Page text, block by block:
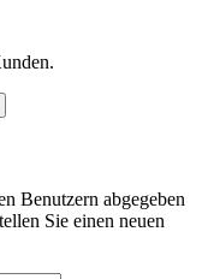
Benutzern abgegeben
Sie einen neuen